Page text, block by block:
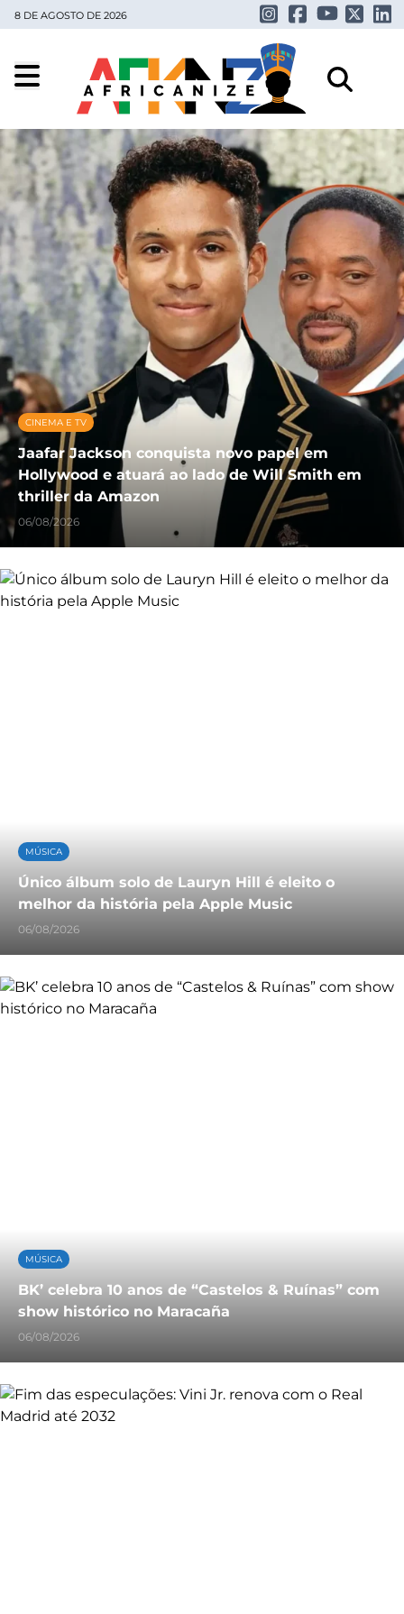
8 DE AGOSTO DE 2026
CINEMA E TV
Jaafar Jackson conquista novo papel em
Hollywood e atuará ao lado de Will Smith em
thriller da Amazon
06/08/2026
MÚSICA
Único álbum solo de Lauryn Hill é eleito o
melhor da história pela Apple Music
06/08/2026
MÚSICA
BK’ celebra 10 anos de “Castelos & Ruínas” com
show histórico no Maracaña
06/08/2026